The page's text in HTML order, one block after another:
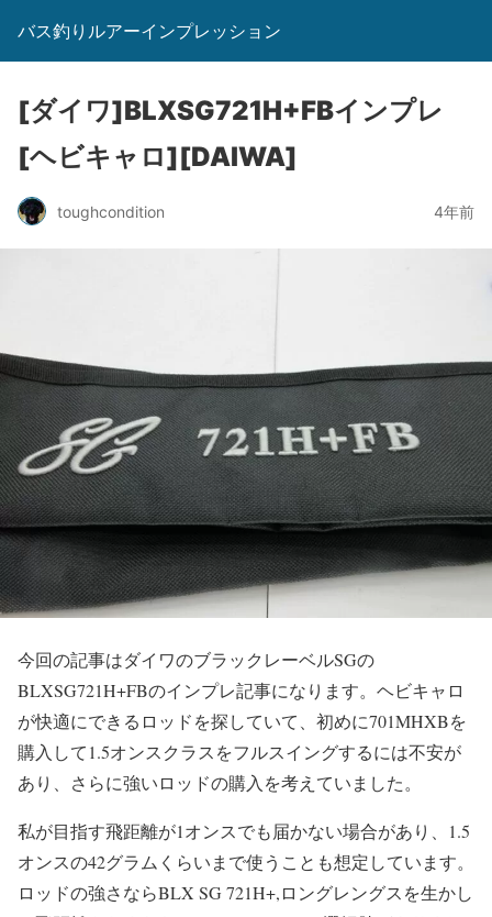
バス釣りルアーインプレッション
[ダイワ]BLXSG721H+FBインプレ
[ヘビキャロ][DAIWA]
toughcondition 4年前
今回の記事はダイワのブラックレーベルSGの
BLXSG721H+FBのインプレ記事になります。ヘビキャロ
が快適にできるロッドを探していて、初めに701MHXBを
購入して1.5オンスクラスをフルスイングするには不安が
あり、さらに強いロッドの購入を考えていました。
私が目指す飛距離が1オンスでも届かない場合があり、1.5
オンスの42グラムくらいまで使うことも想定しています。
ロッドの強さならBLX SG 721H+,ロングレングスを生かし